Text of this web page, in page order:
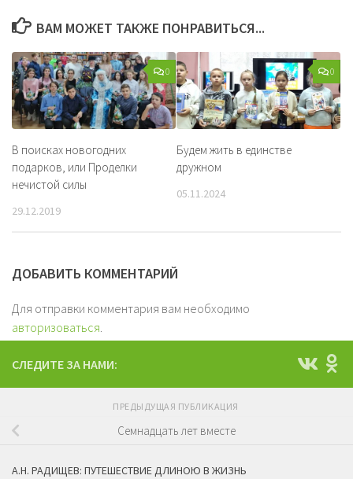
ВАМ МОЖЕТ ТАКЖЕ ПОНРАВИТЬСЯ...
0
В поисках новогодних
подарков, или Проделки
нечистой силы
29.12.2019
0
Будем жить в единстве
дружном
05.11.2024
ДОБАВИТЬ КОММЕНТАРИЙ
Для отправки комментария вам необходимо
авторизоваться.
СЛЕДИТЕ ЗА НАМИ:
ПРЕДЫДУЩАЯ ПУБЛИКАЦИЯ
Семнадцать лет вместе
А.Н. РАДИЩЕВ: ПУТЕШЕСТВИЕ ДЛИНОЮ В ЖИЗНЬ